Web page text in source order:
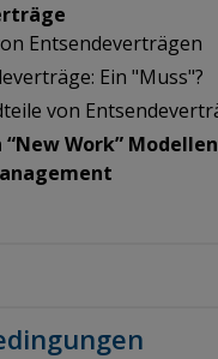
Entsendeverträgen
Ein "Muss"?
von
“New Work”